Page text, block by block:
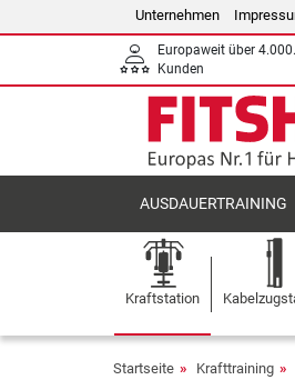
Unternehmen
Europaweit über
Kunden
AUSDAUERTRAINING
Kraftstation
Startseite Krafttraining